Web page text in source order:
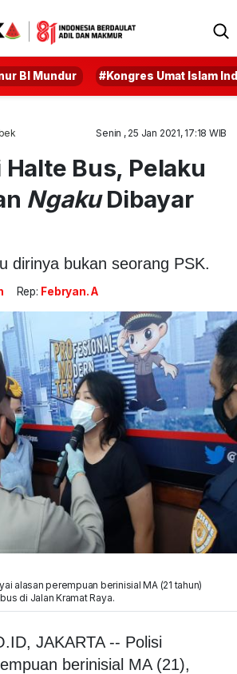
BI Mundur #Kongres Umat Islam
Senin , 25 Jan 2021, 17:18 WIB
Bus, Pelaku
NgakuDibayar
dirinya bukan seorang PSK.
Rep: Febryan. A
alasan perempuan berinisial MA (21 tahun)
di Jalan Kramat Raya.
JAKARTA -- Polisi
berinisial MA (21),